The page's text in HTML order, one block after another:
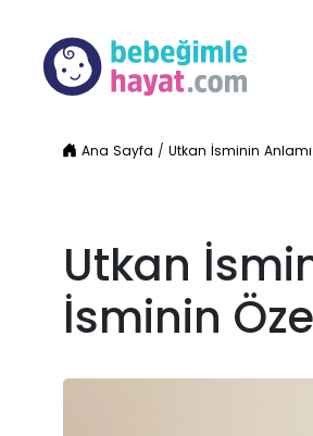
Ana Sayfa /Utkan İsminin
Utkan
İsminin